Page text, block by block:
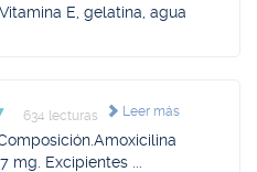
E, gelatina, agua
Leer más
634 lecturas
Excipientes ...